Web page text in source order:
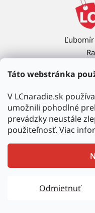
Táto webstránka
V LCnaradie.sk
umožnili pohodlné
prevádzky neustále
použiteľnosť. Viac
Odmietnuť
Ľubomír
Copyright 2026